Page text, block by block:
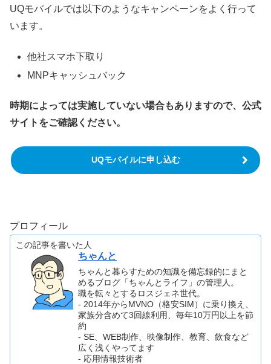
UQモバイルでは以下のようなキャンペーンをよく行って
います。
他社スマホ下取り
MNPキャッシュバック
時期によっては実施していない場合もありますので、公式
サイトをご確認ください。
UQモバイルに申し込む
プロフィール
この記事を書いた人
ちゃんと
ちゃんと暮らすための知識を備忘録的にまと
めるブログ「ちゃんとライフ」の管理人。
職を転々とするロスジェネ世代。
- 2014年からMVNO（格安SIM）に乗り換え、
家族分含めて3回線利用、毎年10万円以上を節
約
- SE、WEB制作、映像制作、教育、飲食など
広く浅くやってます
- 応用情報技術者